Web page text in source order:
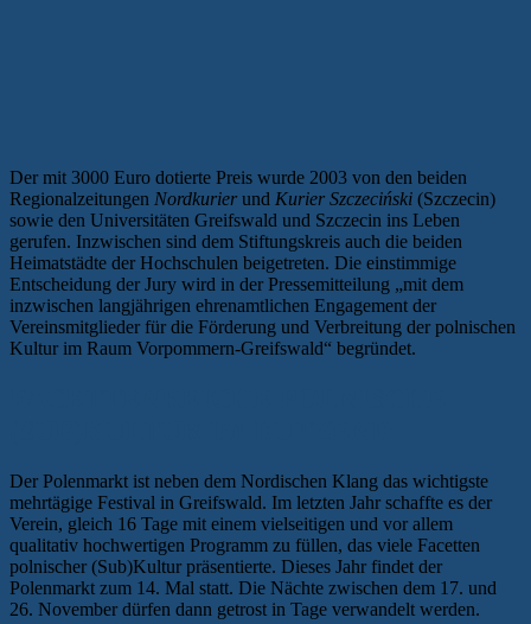
Der mit 3000 Euro dotierte Preis wurde 2003 von den beiden
Regionalzeitungen Nordkurier und Kurier Szczeciński (Szczecin)
sowie den Universitäten Greifswald und Szczecin ins Leben
gerufen. Inzwischen sind dem Stiftungskreis auch die beiden
Heimatstädte der Hochschulen beigetreten. Die einstimmige
Entscheidung der Jury wird in der Pressemitteilung „mit dem
inzwischen langjährigen ehrenamtlichen Engagement der
Vereinsmitglieder für die Förderung und Verbreitung der polnischen
Kultur im Raum Vorpommern-Greifswald“ begründet.
Der Polenmarkt ist neben dem Nordischen Klang das wichtigste
mehrtägige Festival in Greifswald. Im letzten Jahr schaffte es der
Verein, gleich 16 Tage mit einem vielseitigen und vor allem
qualitativ hochwertigen Programm zu füllen, das viele Facetten
polnischer (Sub)Kultur präsentierte. Dieses Jahr findet der
Polenmarkt zum 14. Mal statt. Die Nächte zwischen dem 17. und
26. November dürfen dann getrost in Tage verwandelt werden.